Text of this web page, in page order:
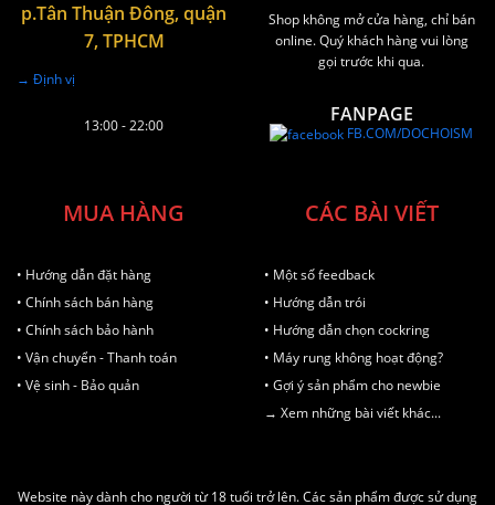
p.Tân Thuận Đông, quận
7, TPHCM
→ Định vị
13:00 - 22:00
Shop không mở cửa hàng, chỉ bán
online. Quý khách hàng vui lòng
gọi trước khi qua.
FANPAGE
FB.COM/DOCHOISM
MUA HÀNG
• Hướng dẫn đặt hàng
• Chính sách bán hàng
• Chính sách bảo hành
• Vận chuyển - Thanh toán
• Vệ sinh - Bảo quản
CÁC BÀI VIẾT
• Một số feedback
• Hướng dẫn trói
• Hướng dẫn chọn cockring
• Máy rung không hoạt động?
• Gợi ý sản phẩm cho newbie
→ Xem những bài viết khác...
Website này dành cho người từ 18 tuổi trở lên. Các sản phẩm được sử dụng